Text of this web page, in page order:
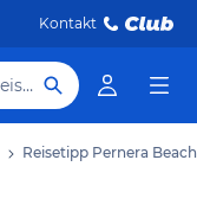
Kontakt
Hotel, Reiseziel
Reisetipp Pernera Beach